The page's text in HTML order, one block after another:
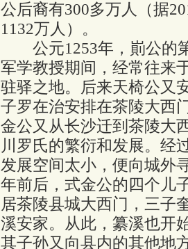
公后裔有300多万人（据
1132万人）。
公元1253年，崱公的第
军学教授期间，经常往来
驻驿之地。后来天椅公又
子罗在治安排在茶陵大西
金公又从长沙迁到茶陵大
川罗氏的繁衍和发展。经
发展空间太小，便向城外
年前后，式金公的四个儿
居茶陵县城大西门，三子
溪安家。从此，纂溪也开
其子孙又向县内的其他地